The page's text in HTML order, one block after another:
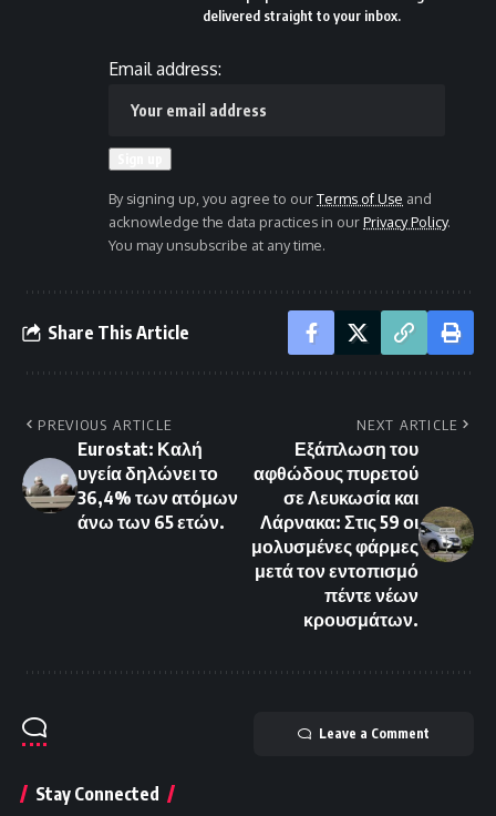
delivered straight to your inbox.
Email address:
By signing up, you agree to ourTerms of Use and
acknowledge the data practices in ourPrivacy Policy.
You may unsubscribe at any time.
Share This Article
PREVIOUS ARTICLE
Eurostat: Καλή
υγεία δηλώνει το
36,4% των ατόμων
άνω των 65 ετών.
NEXT ARTICLE
Εξάπλωση του
αφθώδους πυρετού
σε Λευκωσία και
Λάρνακα: Στις 59 οι
μολυσμένες φάρμες
μετά τον εντοπισμό
πέντε νέων
κρουσμάτων.
Leave a Comment
Stay Connected